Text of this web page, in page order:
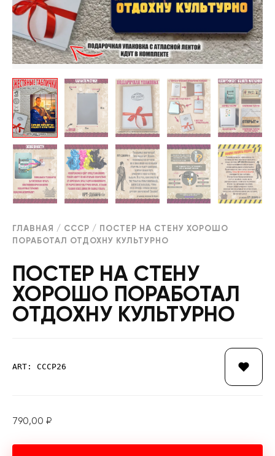
ГЛАВНАЯ / СССР / ПОСТЕР НА СТЕНУ ХОРОШО
ПОРАБОТАЛ ОТДОХНУ КУЛЬТУРНО
ПОСТЕР НА СТЕНУ
ХОРОШО ПОРАБОТАЛ
ОТДОХНУ КУЛЬТУРНО
ART: СССР26
790,00 ₽